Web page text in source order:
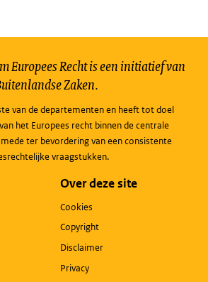
Europees Recht is een initiatief van
Zaken.
van de departementen en heeft tot doel
het Europees recht binnen de centrale
ter bevordering van een consistente
vraagstukken.
Over deze site
Cookies
Copyright
Disclaimer
Privacy